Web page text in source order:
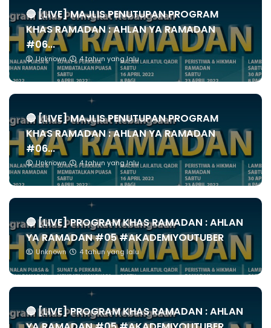
🔴 [LIVE] MAJLIS PENUTUPAN PROGRAM
KHAS RAMADAN : AHLAN YA RAMADAN
#06...
Unknown 4 tahun yang lalu
🔴 [LIVE] MAJLIS PENUTUPAN PROGRAM
KHAS RAMADAN : AHLAN YA RAMADAN
#06...
Unknown 4 tahun yang lalu
🔴 [LIVE] PROGRAM KHAS RAMADAN : AHLAN
YA RAMADAN #05 #AKADEMIYOUTUBER
Unknown 4 tahun yang lalu
🔴 [LIVE] PROGRAM KHAS RAMADAN : AHLAN